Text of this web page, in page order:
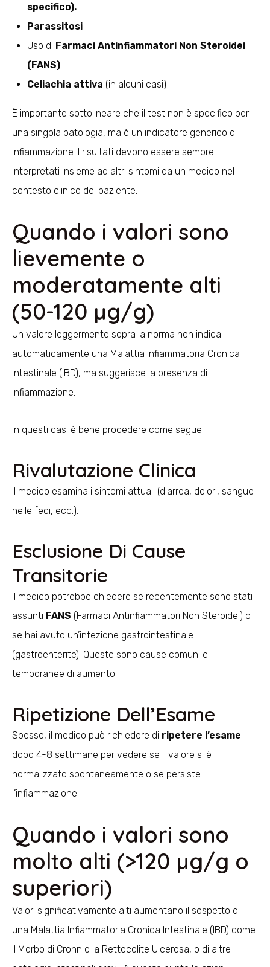
specifico).
Parassitosi
Uso di Farmaci Antinfiammatori Non Steroidei
(FANS)
Celiachia attiva (in alcuni casi)
È importante sottolineare che il test non è specifico per
una singola patologia, ma è un indicatore generico di
infiammazione. I risultati devono essere sempre
interpretati insieme ad altri sintomi da un medico nel
contesto clinico del paziente.
Quando i valori sono
lievemente o
moderatamente alti
(50-120 µg/g)
Un valore leggermente sopra la norma non indica
automaticamente una Malattia Infiammatoria Cronica
Intestinale (IBD), ma suggerisce la presenza di
infiammazione.
In questi casi è bene procedere come segue:
Rivalutazione Clinica
Il medico esamina i sintomi attuali (diarrea, dolori, sangue
nelle feci, ecc.).
Esclusione Di Cause
Transitorie
Il medico potrebbe chiedere se recentemente sono stati
assunti FANS (Farmaci Antinfiammatori Non Steroidei) o
se hai avuto un’infezione gastrointestinale
(gastroenterite). Queste sono cause comuni e
temporanee di aumento.
Ripetizione Dell’Esame
Spesso, il medico può richiedere di ripetere l’esame
dopo 4-8 settimane per vedere se il valore si è
normalizzato spontaneamente o se persiste
l’infiammazione.
Quando i valori sono
molto alti (>120 µg/g o
superiori)
Valori significativamente alti aumentano il sospetto di
una Malattia Infiammatoria Cronica Intestinale (IBD) come
il Morbo di Crohn o la Rettocolite Ulcerosa, o di altre